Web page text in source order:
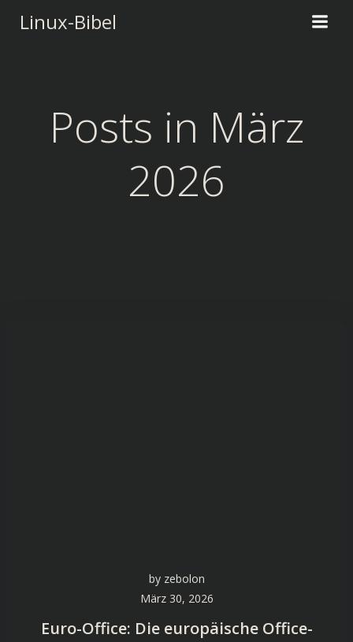
Linux-Bibel
Posts in März
2026
by zebolon
März 30, 2026
Euro-Office: Die europäische Office-